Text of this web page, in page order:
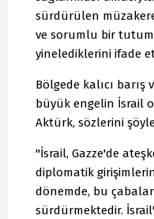
sürdürülen
ve sorumlu bir
yinelediklerini ifade
Bölgede kalıcı
büyük engelin İsrail
Aktürk, sözlerini
"İsrail, Gazze'de
diplomatik
dönemde, bu
sürdürmektedir.